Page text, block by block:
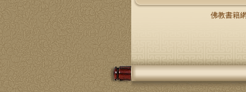
佛教書籍